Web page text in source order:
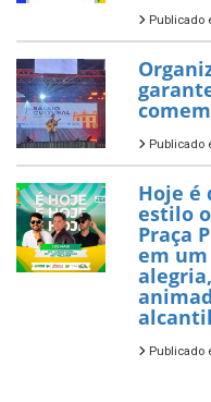
Publicado
Publicado
Hoje é
estilo
Praça
em
Publicado